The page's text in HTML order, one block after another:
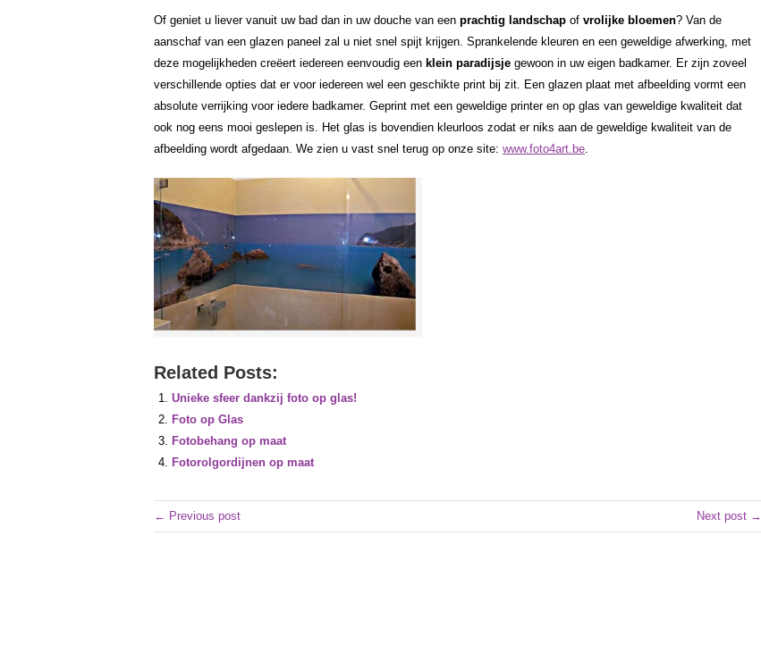
Of geniet u liever vanuit uw bad dan in uw douche van een prachtig landschap of vrolijke bloemen? Van de
aanschaf van een glazen paneel zal u niet snel spijt krijgen. Sprankelende kleuren en een geweldige afwerking, met
deze mogelijkheden creëert iedereen eenvoudig een klein paradijsje gewoon in uw eigen badkamer. Er zijn zoveel
verschillende opties dat er voor iedereen wel een geschikte print bij zit. Een glazen plaat met afbeelding vormt een
absolute verrijking voor iedere badkamer. Geprint met een geweldige printer en op glas van geweldige kwaliteit dat
ook nog eens mooi geslepen is. Het glas is bovendien kleurloos zodat er niks aan de geweldige kwaliteit van de
afbeelding wordt afgedaan. We zien u vast snel terug op onze site: www.foto4art.be.
Related Posts:
Unieke sfeer dankzij foto op glas!
Foto op Glas
Fotobehang op maat
Fotorolgordijnen op maat
← Previous post Next post →